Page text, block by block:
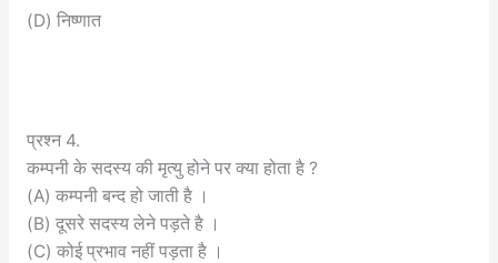
(D) निष्णात
प्रश्न 4.
कम्पनी के सदस्य की मृत्यु होने पर क्या होता है ?
(A) कम्पनी बन्द हो जाती है ।
(B) दूसरे सदस्य लेने पड़ते है ।
(C) कोई प्रभाव नहीं पड़ता है ।